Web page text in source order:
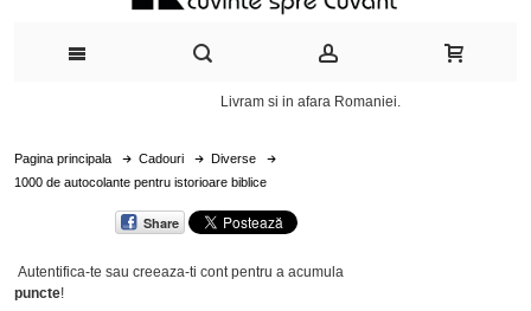
Livram si in afara Romaniei.
Pagina principala Cadouri
Diverse
1000 de autocolante pentru istorioare biblice
Share
Autentifica-te sau creeaza-ti contpentru a acumula
puncte!